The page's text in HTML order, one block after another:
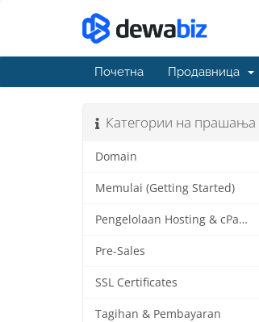
Почетна Продавница
Категории на прашања
Domain
Memulai (Getting Started)
Pengelolaan Hosting & cPanel
Pre-Sales
SSL Certificates
Tagihan & Pembayaran